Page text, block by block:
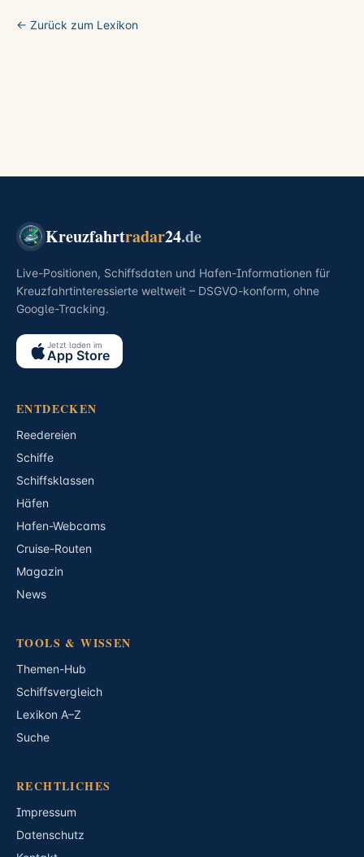
← Zurück zum Lexikon
Kreuzfahrtradar24.de
Live-Positionen, Schiffsdaten und Hafen-Informationen für
Kreuzfahrtinteressierte weltweit – DSGVO-konform, ohne
Google-Tracking.
Jetzt laden im
App Store
ENTDECKEN
Reedereien
Schiffe
Schiffsklassen
Häfen
Hafen-Webcams
Cruise-Routen
Magazin
News
TOOLS & WISSEN
Themen-Hub
Schiffsvergleich
Lexikon A–Z
Suche
RECHTLICHES
Impressum
Datenschutz